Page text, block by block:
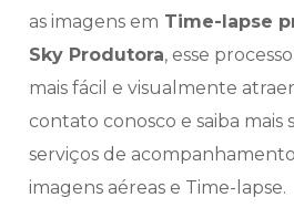
as imagens em Time-lapse
Sky Produtora, esse
mais fácil e visualmente
contato conosco e saiba mais
serviços de
imagens aéreas e Time-lapse.